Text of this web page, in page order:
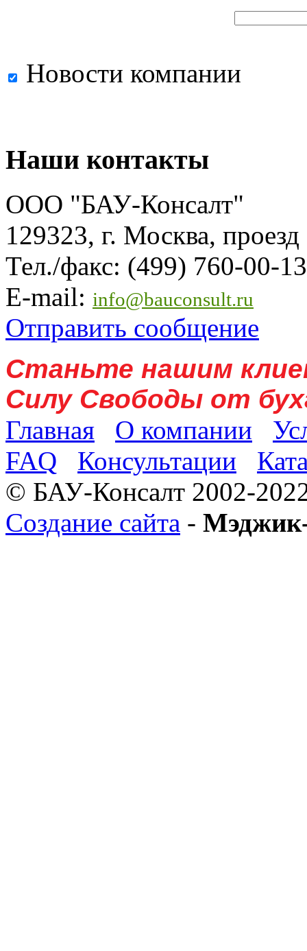
Новости компании
Наши контакты
ООО "БАУ-Консалт"
129323, г. Москва,
Тел./факс: (499) 760-00-
E-mail: info@bauconsult.ru
Отправить сообщение
Станьте нашим
Силу Свободы от
Главная
О компании
FAQ
Консультации
© БАУ-Консалт 2002-
Создание сайта -